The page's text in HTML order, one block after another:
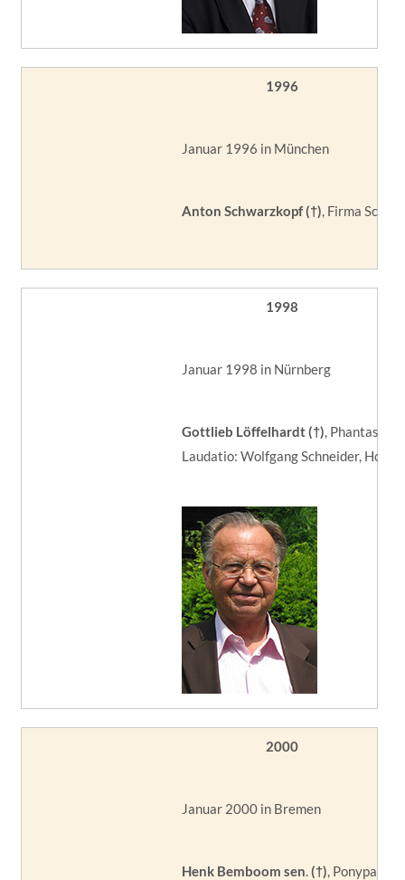
1996
Januar 1996 in München
Anton Schwarzkopf (†), Firma
1998
Januar 1998 in Nürnberg
Gottlieb Löffelhardt (†),
Laudatio: Wolfgang Schneider,
2000
Januar 2000 in Bremen
Henk Bemboom sen.(†), Ponypark